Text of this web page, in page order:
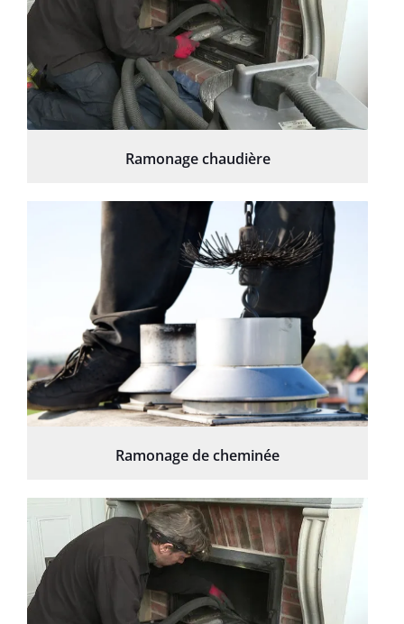
Ramonage chaudière
Ramonage de cheminée